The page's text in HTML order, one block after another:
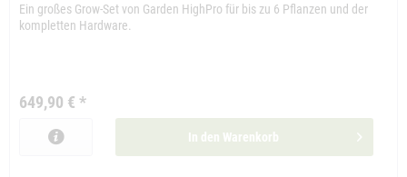
Ein großes Grow-Set von Garden HighPro für bis zu 6 Pflanzen und der
kompletten Hardware.
649,90 € *
In den Warenkorb